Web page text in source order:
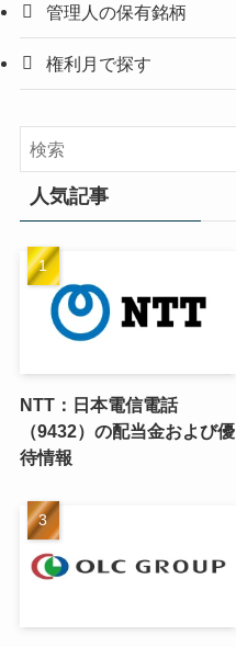
管理人の保有銘柄
権利月で探す
人気記事
NTT：日本電信電話
（9432）の配当金および優
待情報